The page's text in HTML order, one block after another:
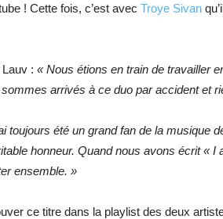
! Cette fois, c’est avec Troye Sivan
: « Nous étions en train de travailler
arrivés à ce duo par accident et
toujours été un grand fan de la musique
honneur. Quand nous avons écrit « I
ensemble. »
ce titre dans la playlist des deux